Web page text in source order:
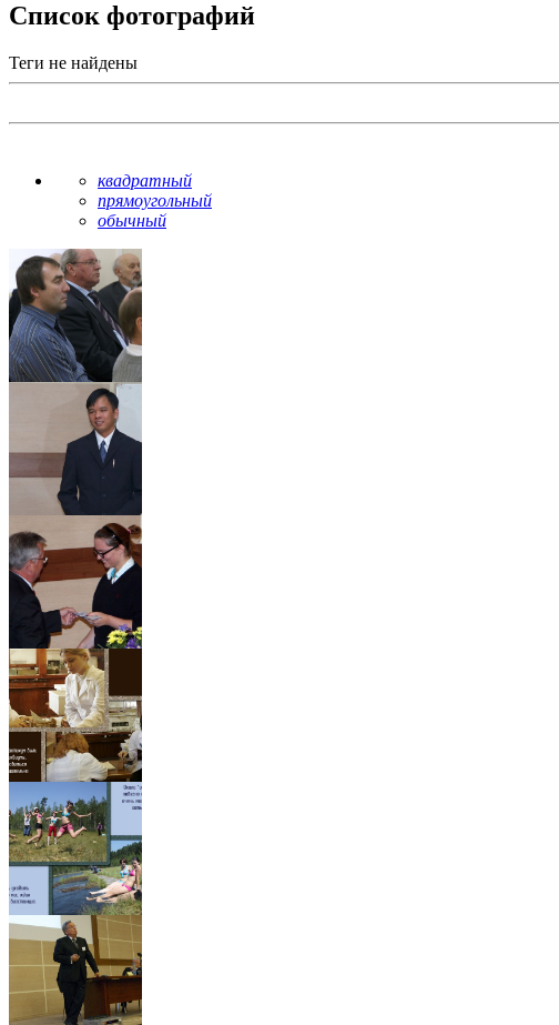
Список фотографий
Теги не найдены
квадратный
прямоугольный
обычный